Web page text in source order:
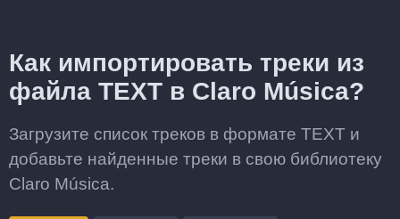
Как импортировать треки из
файла TEXT в Claro Música?
Загрузите список треков в формате TEXT и
добавьте найденные треки в свою библиотеку
Claro Música.